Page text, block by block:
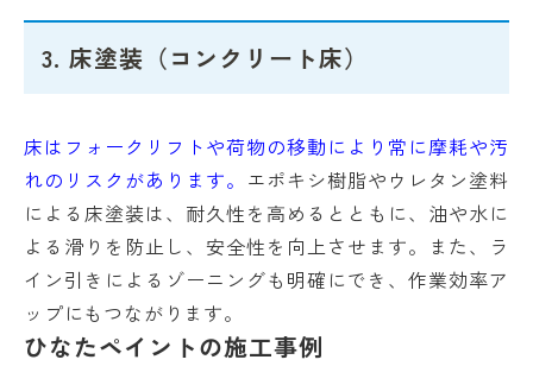
3. 床塗装（コンクリート床）
床はフォークリフトや荷物の移動により常に摩耗や汚
れのリスクがあります。 エポキシ樹脂やウレタン塗料
による床塗装は、耐久性を高めるとともに、油や水に
よる滑りを防止し、安全性を向上させます。また、ラ
イン引きによるゾーニングも明確にでき、作業効率ア
ップにもつながります。
ひなたペイントの施工事例